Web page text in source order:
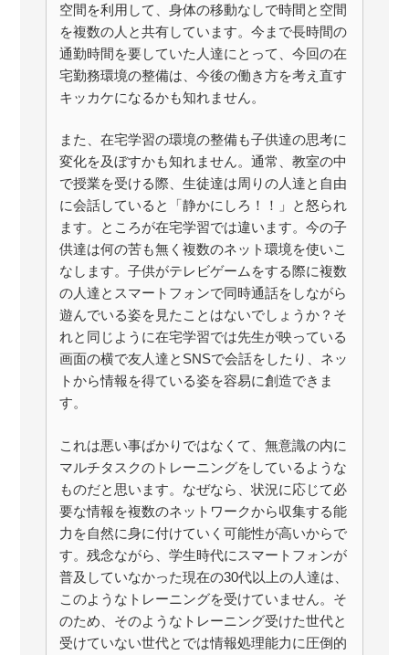
空間を利用して、身体の移動なしで時間と空間
を複数の人と共有しています。今まで長時間の
通勤時間を要していた人達にとって、今回の在
宅勤務環境の整備は、今後の働き方を考え直す
キッカケになるかも知れません。
また、在宅学習の環境の整備も子供達の思考に
変化を及ぼすかも知れません。通常、教室の中
で授業を受ける際、生徒達は周りの人達と自由
に会話していると「静かにしろ！！」と怒られ
ます。ところが在宅学習では違います。今の子
供達は何の苦も無く複数のネット環境を使いこ
なします。子供がテレビゲームをする際に複数
の人達とスマートフォンで同時通話をしながら
遊んでいる姿を見たことはないでしょうか？そ
れと同じように在宅学習では先生が映っている
画面の横で友人達とSNSで会話をしたり、ネッ
トから情報を得ている姿を容易に創造できま
す。
これは悪い事ばかりではなくて、無意識の内に
マルチタスクのトレーニングをしているような
ものだと思います。なぜなら、状況に応じて必
要な情報を複数のネットワークから収集する能
力を自然に身に付けていく可能性が高いからで
す。残念ながら、学生時代にスマートフォンが
普及していなかった現在の30代以上の人達は、
このようなトレーニングを受けていません。そ
のため、そのようなトレーニング受けた世代と
受けていない世代とでは情報処理能力に圧倒的